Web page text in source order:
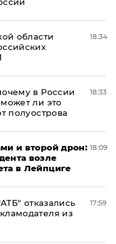
области
18:34
в России
ли это
полуострова
18:33
и второй дрон:
возле
в Лейпциге
18:09
отказались
из
17:59